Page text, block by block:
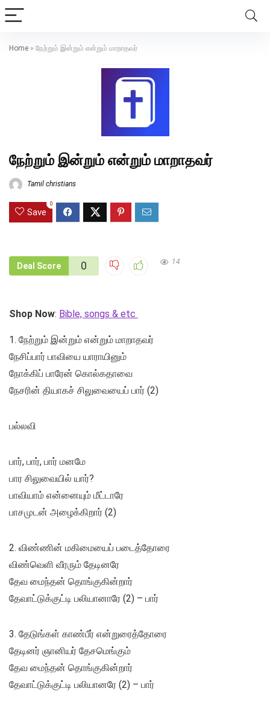
Home » நேற்றும் இன்றும் என்றும் மாறாதவர்
நேற்றும் இன்றும் என்றும் மாறாதவர்
Tamil christians
Save
0
Deal Score 0 14
Shop Now: Bible, songs & etc
1. நேற்றும் இன்றும் என்றும் மாறாதவர்
நேசிப்பார் பாவியை யாராயினும்
நோக்கிப் பாரேன் கொல்கதாவை
நேசரின் தியாகச் சிலுவையைப் பார் (2)
பல்லவி
பார், பார், பார் மனமே
பார சிலுவையில் யார்?
பாவியாம் என்னையும் மீட்டாரே
பாசமுடன் அழைக்கிறார் (2)
2. விண்ணின் மகிமையைப் படைத்தோரை
விண்வெளி வீரரும் தேடினரே
தேவ மைந்தன் தொங்குகின்றார்
தேவாட்டுக்குட்டி பலியானாரே (2) – பார்
3. தேடுங்கள் காண்பீர் என்றுரைத்தோரை
தேடினர் ஞானியர் தேசமெங்கும்
தேவ மைந்தன் தொங்குகின்றார்
தேவாட்டுக்குட்டி பலியானரே (2) – பார்